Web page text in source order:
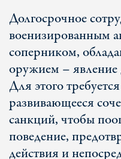
Долгосрочное
военизированным
соперником,
оружием – явление
Для этого
развивающееся
санкций, чтобы
поведение,
действия и